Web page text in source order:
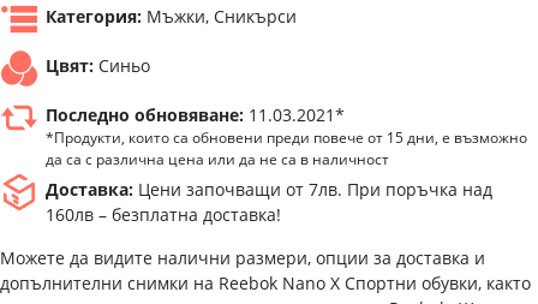
Категория: Мъжки, Сникърси
Цвят: Синьо
Последно обновяване: 11.03.2021*
*Продукти, които са обновени преди повече от 15 дни, е възможно
да са с различна цена или да не са в наличност
Доставка: Цени започващи от 7лв. При поръчка над
160лв – безплатна доставка!
Можете да видите налични размери, опции за доставка и
допълнителни снимки на Reebok Nano X Спортни обувки, както